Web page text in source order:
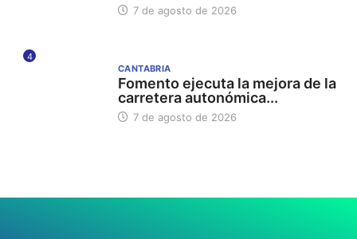
7 de agosto de 2026
4
CANTABRIA
Fomento ejecuta la mejora de la
carretera autonómica...
7 de agosto de 2026